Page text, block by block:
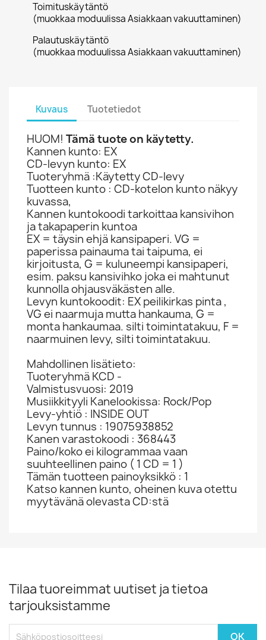
Toimituskäytäntö
(muokkaa moduulissa Asiakkaan vakuuttaminen)
Palautuskäytäntö
(muokkaa moduulissa Asiakkaan vakuuttaminen)
Kuvaus Tuotetiedot
HUOM! Tämä tuote on käytetty.
Kannen kunto: EX
CD-levyn kunto: EX
Tuoteryhmä :Käytetty CD-levy
Tuotteen kunto : CD-kotelon kunto näkyy
kuvassa,
Kannen kuntokoodi tarkoittaa kansivihon
ja takapaperin kuntoa
EX = täysin ehjä kansipaperi. VG =
paperissa painauma tai taipuma, ei
kirjoitusta, G = kuluneempi kansipaperi,
esim. paksu kansivihko joka ei mahtunut
kunnolla ohjausväkästen alle.
Levyn kuntokoodit: EX peilikirkas pinta ,
VG ei naarmuja mutta hankauma, G =
monta hankaumaa. silti toimintatakuu, F =
naarmuinen levy, silti toimintatakuu.
Mahdollinen lisätieto:
Tuoteryhmä KCD -
Valmistusvuosi: 2019
Musiikkityyli Kanelookissa: Rock/Pop
Levy-yhtiö : INSIDE OUT
Levyn tunnus : 19075938852
Kanen varastokoodi : 368443
Paino/koko ei kilogrammaa vaan
suuhteellinen paino ( 1 CD = 1 )
Tämän tuotteen painoyksikkö : 1
Katso kannen kunto, oheinen kuva otettu
myytävänä olevasta CD:stä
Tilaa tuoreimmat uutiset ja tietoa
tarjouksistamme